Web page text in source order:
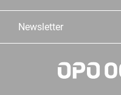
Newsletter